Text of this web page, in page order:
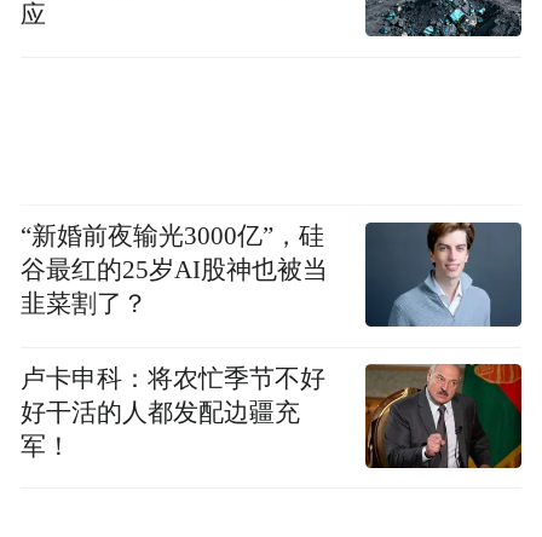
应
“新婚前夜输光3000亿”，硅
谷最红的25岁AI股神也被当
韭菜割了？
卢卡申科：将农忙季节不好
好干活的人都发配边疆充
军！